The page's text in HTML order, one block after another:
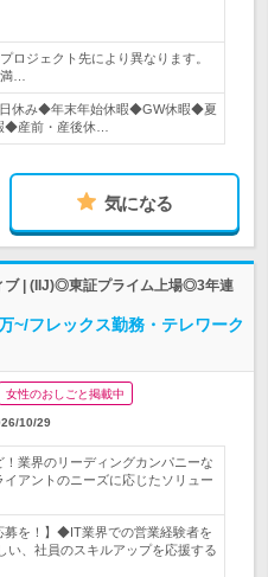
ロジェクト先により異なります。
…
休み◆年末年始休暇◆GW休暇◆夏
産前・産後休…
気になる
ブ | (IIJ)◎東証プライム上場◎3年連
~/フレックス勤務・テレワーク
女性のおしごと掲載中
10/29
！業界のリーディングカンパニーな
アントのニーズに応じたソリュー
募を！】◆IT業界での営業経験者を
、社員のスキルアップを応援する